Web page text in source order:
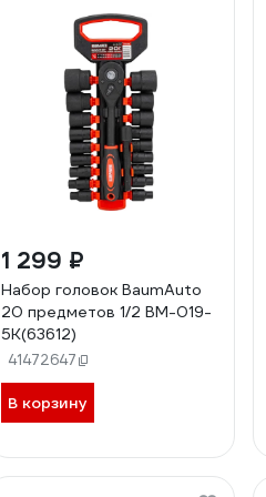
1 299 ₽
Набор головок BaumAuto
20 предметов 1/2 BM-019-
5K(63612)
41472647
В корзину